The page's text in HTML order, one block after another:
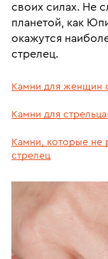
своих силах. Не
планетой, как
окажутся
стрелец.
Камни для женщин
Камни для
Камни, которые не
стрелец